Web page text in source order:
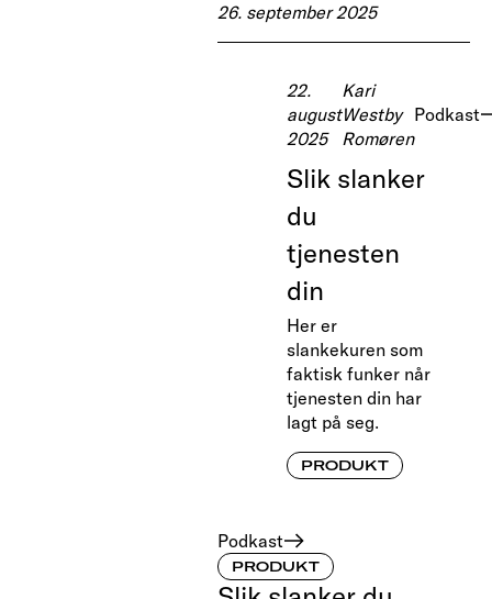
26. september 2025
22.
august
2025
Kari
Westby
Romøren
Podkast
Slik slanker
du
tjenesten
din
Her er
slankekuren som
faktisk funker når
tjenesten din har
lagt på seg.
PRODUKT
Podkast
PRODUKT